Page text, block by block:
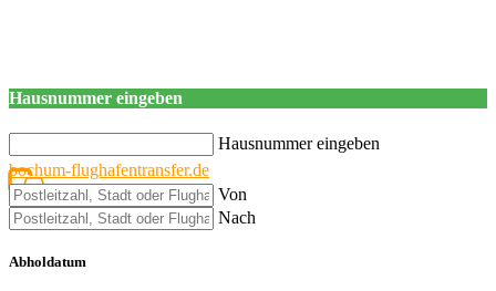
Hausnummer eingeben
Hausnummer eingeben
bochum-flughafentransfer.de
Von
Nach
Abholdatum